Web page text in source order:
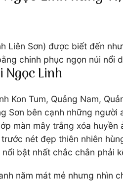
Liên Sơn) được biết đến
chinh phục ngọn núi nổi
Ngọc Linh
Kon Tum, Quảng Nam,
Sơn bên cạnh những
màn mây trắng xóa
nét đẹp thiên nhiên
bật nhất chắc chắn phải
năm mát mẻ nhưng